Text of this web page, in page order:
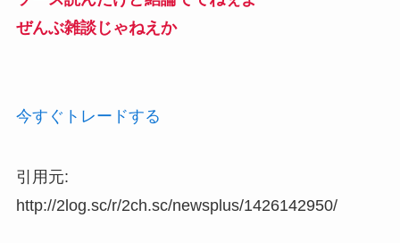
ぜんぶ雑談じゃねえか
今すぐトレードする
引用元:
http://2log.sc/r/2ch.sc/newsplus/1426142950/